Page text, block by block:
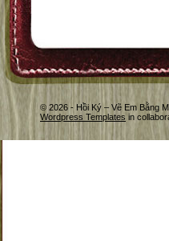
© 2026 - Hồi Ký – Vẽ Em Bằng
Wordpress Templates in